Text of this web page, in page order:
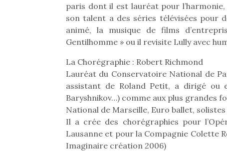
paris dont il est lauréat pour
son talent a des séries télévisées pour
animé, la musique de films
Gentilhomme » ou il revisite Lully avec
La Chorégraphie : Robert Richmond
Lauréat du Conservatoire National de
assistant de Roland Petit, a dirigé ou
Baryshnikov…) comme aux plus grandes
National de Marseille, Euro ballet,
Il a crée des chorégraphies pour
Lausanne et pour la Compagnie Colette
Imaginaire création 2006)
NextGen, une nouvelle
trottinette mécanique
enfants débordent
d’énergie. Varier
Des trampolines pour les
grands et les petits !
Durant les vacances
estivales et avec le
Et si
Après
feux